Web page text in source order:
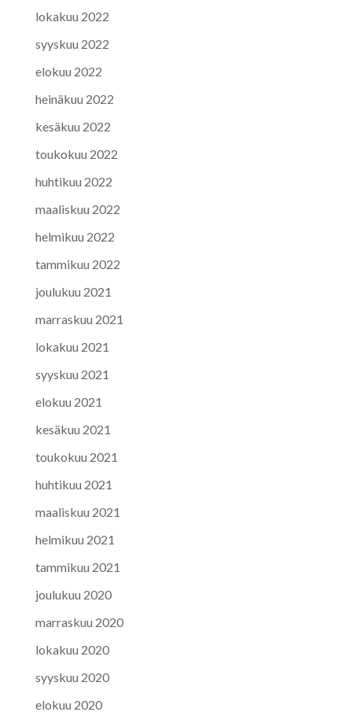
lokakuu 2022
syyskuu 2022
elokuu 2022
heinäkuu 2022
kesäkuu 2022
toukokuu 2022
huhtikuu 2022
maaliskuu 2022
helmikuu 2022
tammikuu 2022
joulukuu 2021
marraskuu 2021
lokakuu 2021
syyskuu 2021
elokuu 2021
kesäkuu 2021
toukokuu 2021
huhtikuu 2021
maaliskuu 2021
helmikuu 2021
tammikuu 2021
joulukuu 2020
marraskuu 2020
lokakuu 2020
syyskuu 2020
elokuu 2020